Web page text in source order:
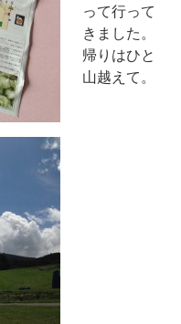
って行って
きました。
帰りはひと
山越えて。